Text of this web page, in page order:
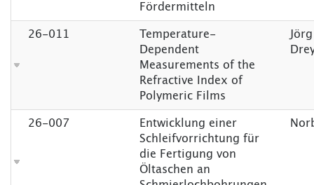
Fördermitteln
26-011
Temperature-
Dependent
Measurements of the
Refractive Index of
Polymeric Films
26-007
Entwicklung einer
Schleifvorrichtung für
die Fertigung von
Öltaschen an